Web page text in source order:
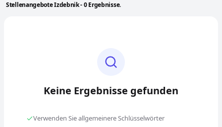
Stellenangebote Izdebnik - 0 Ergebnisse.
Keine Ergebnisse gefunden
Verwenden Sie allgemeinere Schlüsselwörter